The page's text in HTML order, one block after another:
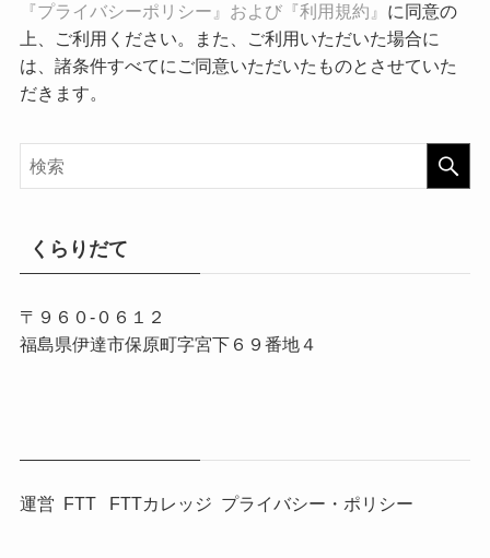
『プライバシーポリシー』および『利用規約』 に同意の
上、ご利用ください。また、ご利用いただいた場合に
は、諸条件すべてにご同意いただいたものとさせていた
だきます。
くらりだて
〒９６０-０６１２
福島県伊達市保原町字宮下６９番地４
運営 FTT FTTカレッジ プライバシー・ポリシー